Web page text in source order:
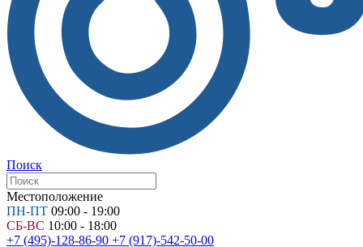
Поиск
Местоположение
ПН-ПТ 09:00 - 19:00
СБ-ВС 10:00 - 18:00
+7 (495)-128-86-90 +7 (917)-542-50-00